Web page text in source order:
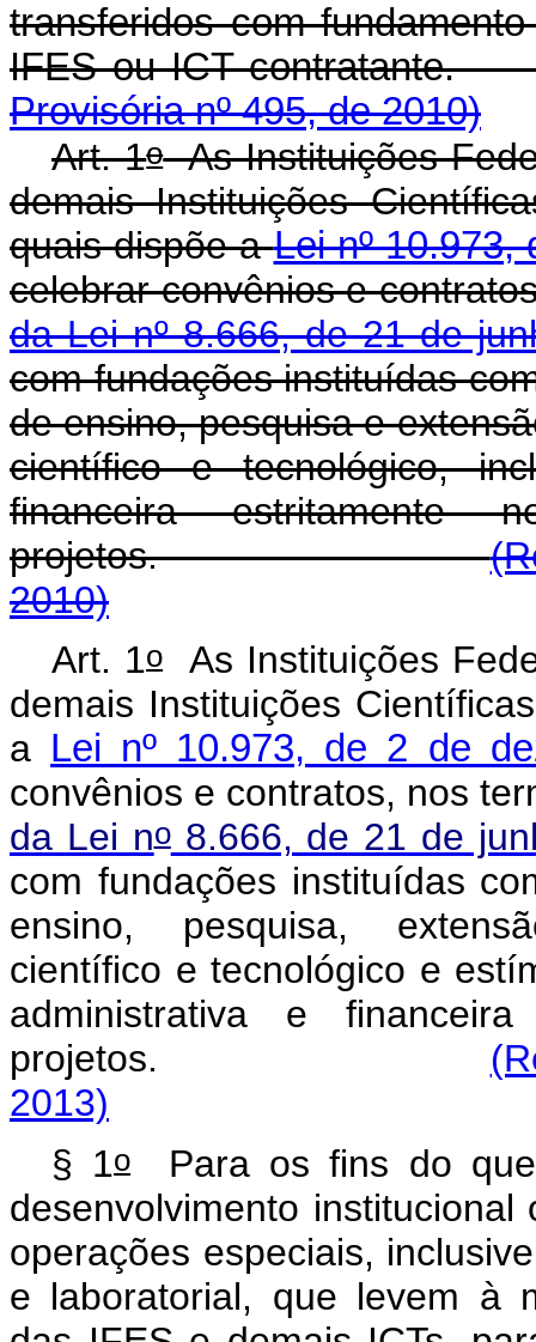
transferidos com
IFES ou ICT
Provisória nº 495, de 2010)
Art. 1oAs Instituições
demais Instituições
quais dispõe aLei nº 10.973,
celebrar convênios e
da Lei nº 8.666, de 21 de
com fundações instituídas
de ensino, pesquisa e
científico e tecnológico,
financeira estritamente
projetos.
2010)
Art. 1oAs Instituições
demais Instituições
a Lei nº 10.973, de 2 de
convênios e contratos, nos
da Lei no8.666, de 21 de
com fundações instituídas
ensino, pesquisa,
científico e tecnológico e
administrativa e
projetos.
2013)
§ 1oPara os fins do que
desenvolvimento
operações especiais,
e laboratorial, que levem à